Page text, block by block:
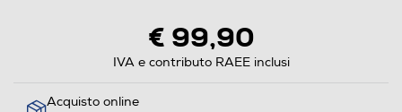
€ 99,90
IVA e contributo RAEE inclusi
Acquisto online